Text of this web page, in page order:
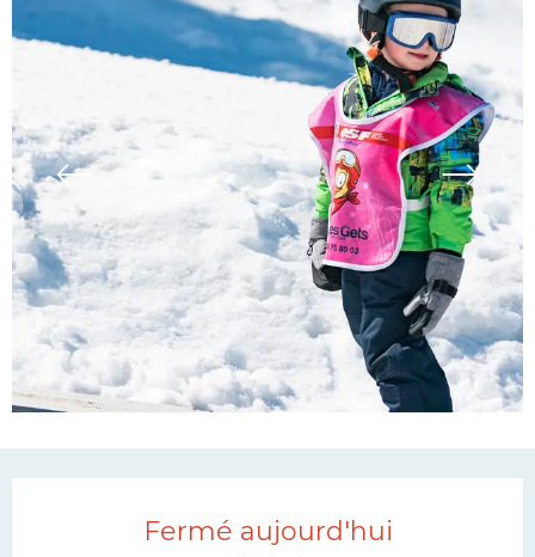
Ouverture et
Fermé aujourd'hui